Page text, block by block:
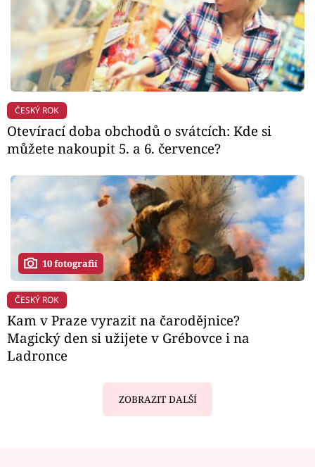
ČESKÝ ROK
Otevírací doba obchodů o svátcích: Kde si
můžete nakoupit 5. a 6. července?
10 fotografií
ČESKÝ ROK
Kam v Praze vyrazit na čarodějnice?
Magický den si užijete v Grébovce i na
Ladronce
ZOBRAZIT DALŠÍ